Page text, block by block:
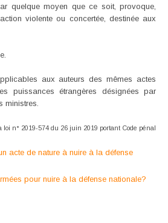
quelque moyen que ce soit, provoque,
violente ou concertée, destinée aux
aux auteurs des mêmes actes
puissances étrangères désignées par
ministres.
loi n° 2019-574 du 26 juin 2019 portant Code pénal
acte de nature à nuire à la défense
pour nuire à la défense nationale?